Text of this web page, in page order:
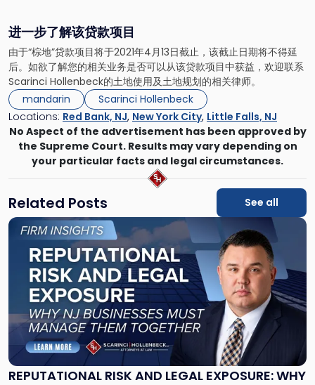
进一步了解该贷款项目
由于“棕地”贷款项目将于2021年4月13日截止，该截止日期将不得延
后。如欲了解您的相关业务是否可以从该贷款项目中获益，欢迎联系
Scarinci Hollenbeck的土地使用及土地规划的相关律师。
mandarin
Scarinci Hollenbeck
Locations: Red Bank, NJ, New York City, Little Falls, NJ
No Aspect of the advertisement has been approved by
the Supreme Court. Results may vary depending on
your particular facts and legal circumstances.
Related Posts See all
REPUTATIONAL RISK AND LEGAL EXPOSURE: WHY
Link
"Reputational
Risk
and
Legal
Exposure: